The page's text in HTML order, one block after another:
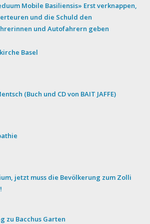
Mobile Basiliensis» Erst verknappen,
und die Schuld den
und Autofahrern geben
Basel
(Buch und CD von BAIT JAFFE)
jetzt muss die Bevölkerung zum Zolli
zu Bacchus Garten